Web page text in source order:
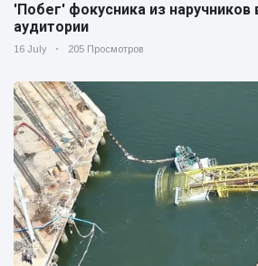
'Побег' фокусника из наручников
аудитории
16 July 205 Просмотров